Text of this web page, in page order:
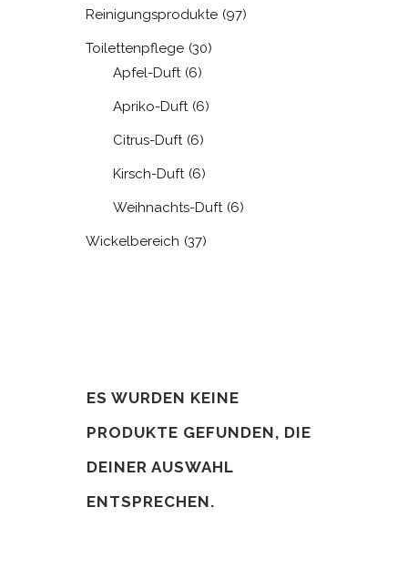
Reinigungsprodukte (97)
Toilettenpflege (30)
Apfel-Duft (6)
Apriko-Duft (6)
Citrus-Duft (6)
Kirsch-Duft (6)
Weihnachts-Duft (6)
Wickelbereich (37)
ES WURDEN KEINE
PRODUKTE GEFUNDEN, DIE
DEINER AUSWAHL
ENTSPRECHEN.